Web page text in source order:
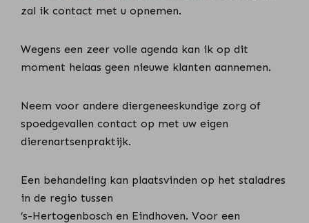
zal ik contact met u opnemen.
Wegens een zeer volle agenda kan ik op dit
moment helaas geen nieuwe klanten aannemen.
Neem voor andere diergeneeskundige zorg of
spoedgevallen contact op met uw eigen
dierenartsenpraktijk.
Een behandeling kan plaatsvinden op het staladres
in de regio tussen
’s-Hertogenbosch en Eindhoven. Voor een